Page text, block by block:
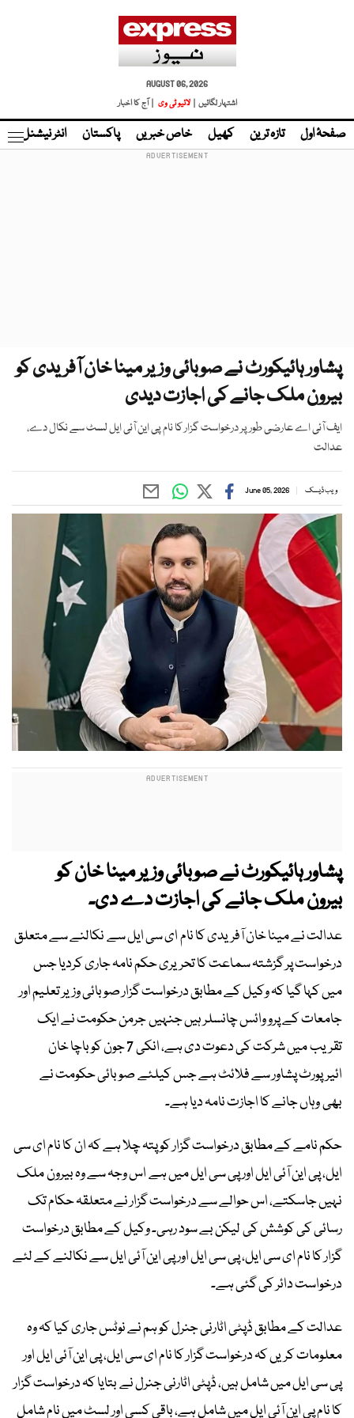
AUGUST 06, 2026
اشتہار لگائیں |
لائیو ٹی وی | آج کا اخبار
صفحۂ اول تازہ ترین کھیل خاص خبریں پاکستان انٹر نیشنل
پشاور ہائیکورٹ نے صوبائی وزیر مینا خان آفریدی کو
بیرون ملک جانے کی اجازت دیدی
ایف آئی اے عارضی طور پر درخواست گزار کا نام پی این آئی ایل لسٹ سے نکال دے،
عدالت
ویب ڈیسک June 05, 2026
پشاور ہائیکورٹ نے صوبائی وزیر مینا خان کو
بیرون ملک جانے کی اجازت دے دی۔
عدالت نے مینا خان آفریدی کا نام ای سی ایل سے نکالنے سے متعلق
درخواست پر گزشتہ سماعت کا تحریری حکم نامہ جاری کردیا جس
میں کہا گیا کہ وکیل کے مطابق درخواست گزار صوبائی وزیر تعلیم اور
جامعات کے پرو وائس چانسلر ہیں جنہیں جرمن حکومت نے ایک
تقریب میں شرکت کی دعوت دی ہے، انکی 7 جون کو باچا خان
ائیرپورٹ پشاور سے فلائٹ ہے جس کیلئے صوبائی حکومت نے
بھی وہاں جانے کا اجازت نامہ دیا ہے۔
حکم نامے کے مطابق درخواست گزار کو پتہ چلا ہے کہ ان کا نام ای سی
ایل، پی این آئی ایل اور پی سی ایل میں ہے اس وجہ سے وہ بیرون ملک
نہیں جاسکتے، اس حوالے سے درخواست گزار نے متعلقہ حکام تک
رسائی کی کوشش کی لیکن بے سود رہی۔ وکیل کے مطابق درخواست
گزار کا نام ای سی ایل، پی سی ایل اور پی این آئی ایل سے نکالنے کے لئے
درخواست دائر کی گئی ہے۔
عدالت کے مطابق ڈپٹی اٹارنی جنرل کو ہم نے نوٹس جاری کیا کہ وہ
معلومات کریں کہ درخواست گزار کا نام ای سی ایل، پی این آئی ایل اور
پی سی ایل میں شامل ہیں، ڈپٹی اٹارنی جنرل نے بتایا کہ درخواست گزار
کا نام پی این آئی ایل میں شامل ہے، باقی کسی اور لسٹ میں نام شامل